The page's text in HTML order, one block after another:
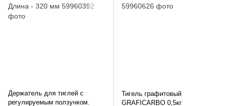
Держатель для тиглей с
регулируемым ползунком.
Тигель графитовый
GRAFICARBO 0,5кг